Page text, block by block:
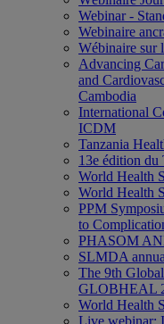
Webinar -
Webinaire
Wébinaire sur
Advancing
and
Cambodia
International
ICDM
Tanzania
13e édition du
World Health
World Health
PPM
to
PHASOM
SLMDA
The 9th
GLOBHEAL
World Health
Live webinar: